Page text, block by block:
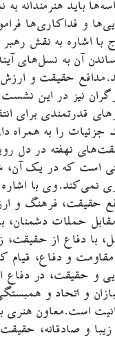
باید هنرمندانه
و فداکاری‌ها
با اشاره به نقش
آن به نسل‌های
حقیقت و
نیز در این
قدرتمندی
جزئیات را به همراه
نهفته در دل
است که در یک آن،
نمی‌کند.وی با
حقیقت، فرهنگ و
حملات دشمنان،
با دفاع از
مقاومت و دفاع،
و حقیقت، در دفاع
و اتحاد و
است.معاون هنری
زیبا و صادقانه،